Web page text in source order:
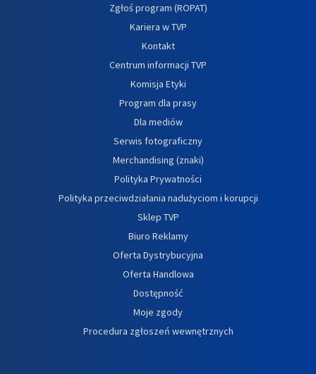
Zgłoś program (ROPAT)
Kariera w TVP
Kontakt
Centrum informacji TVP
Komisja Etyki
Program dla prasy
Dla mediów
Serwis fotograficzny
Merchandising (znaki)
Polityka Prywatności
Polityka przeciwdziałania nadużyciom i korupcji
Sklep TVP
Biuro Reklamy
Oferta Dystrybucyjna
Oferta Handlowa
Dostępność
Moje zgody
Procedura zgłoszeń wewnętrznych